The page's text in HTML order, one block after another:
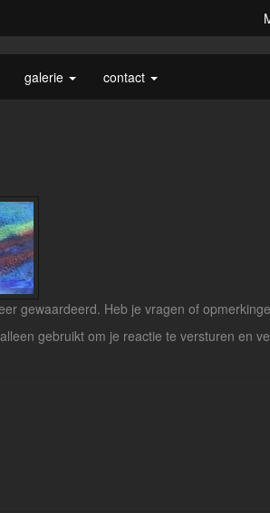
galerie contact
gewaardeerd. Heb je vragen of
gebruikt om je reactie te versturen en